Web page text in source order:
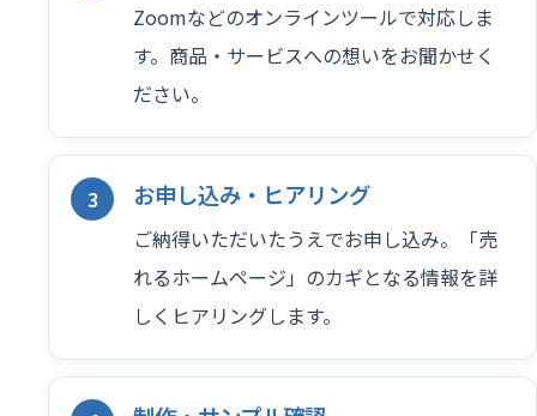
Zoomなどのオンラインツールで対応しま
す。商品・サービスへの想いをお聞かせく
ださい。
お申し込み・ヒアリング
ご納得いただいたうえでお申し込み。「売
れるホームページ」のカギとなる情報を詳
しくヒアリングします。